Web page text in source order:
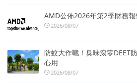
AMD公佈2026年第2季財務
2026/08/07
防蚊大作戰！臭味滾零DEET
心用
2026/08/07